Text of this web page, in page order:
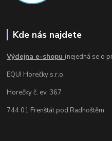
Kde nás najdete
Výdejna e-shopu (nejedná se o
EQUI Horečky s.r.o.
Horečky č. ev. 367
744 01 Frenštát pod Radhoštěm